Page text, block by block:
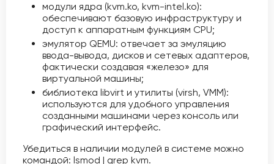
модули ядра (kvm.ko, kvm-intel.ko):
обеспечивают базовую инфраструктуру и
доступ к аппаратным функциям CPU;
эмулятор QEMU: отвечает за эмуляцию
ввода-вывода, дисков и сетевых адаптеров,
фактически создавая «железо» для
виртуальной машины;
библиотека libvirt и утилиты (virsh, VMM):
используются для удобного управления
созданными машинами через консоль или
графический интерфейс.
Убедиться в наличии модулей в системе можно
командой: lsmod | grep kvm.